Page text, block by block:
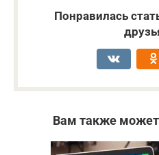
Понравилась
Вам также может